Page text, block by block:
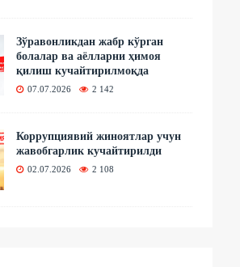
Зўравонликдан жабр кўрган
болалар ва аёлларни ҳимоя
қилиш кучайтирилмоқда
07.07.2026 2 142
Коррупциявий жиноятлар учун
жавобгарлик кучайтирилди
02.07.2026 2 108